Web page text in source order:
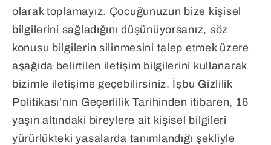
olarak toplamayız. Çocuğunuzun bize kişisel
bilgilerini sağladığını düşünüyorsanız, söz
konusu bilgilerin silinmesini talep etmek üzere
aşağıda belirtilen iletişim bilgilerini kullanarak
bizimle iletişime geçebilirsiniz. İşbu Gizlilik
Politikası'nın Geçerlilik Tarihinden itibaren, 16
yaşın altındaki bireylere ait kişisel bilgileri
yürürlükteki yasalarda tanımlandığı şekliyle